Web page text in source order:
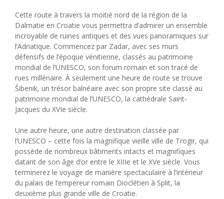
Cette route à travers la moitié nord de la région de la
Dalmatie en Croatie vous permettra d’admirer un ensemble
incroyable de ruines antiques et des vues panoramiques sur
l’Adriatique. Commencez par Zadar, avec ses murs
défensifs de l’époque vénitienne, classés au patrimoine
mondial de l’UNESCO, son forum romain et son tracé de
rues millénaire. À seulement une heure de route se trouve
Šibenik, un trésor balnéaire avec son propre site classé au
patrimoine mondial de l’UNESCO, la cathédrale Saint-
Jacques du XVIe siècle.
Une autre heure, une autre destination classée par
l’UNESCO – cette fois la magnifique vieille ville de Trogir, qui
possède de nombreux bâtiments intacts et magnifiques
datant de son âge d’or entre le XIIIe et le XVe siècle. Vous
terminerez le voyage de manière spectaculaire à l’intérieur
du palais de l’empereur romain Dioclétien à Split, la
deuxième plus grande ville de Croatie.